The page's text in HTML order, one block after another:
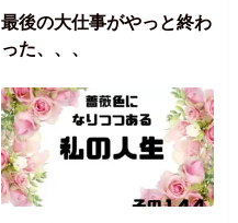
最後の大仕事がやっと終わ
った、、、